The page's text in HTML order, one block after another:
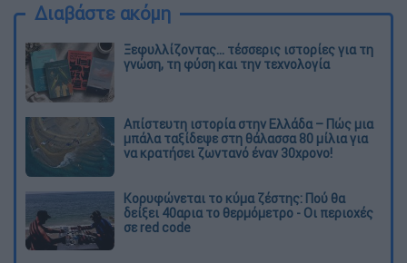
Διαβάστε ακόμη
Ξεφυλλίζοντας... τέσσερις ιστορίες για τη
γνώση, τη φύση και την τεχνολογία
Απίστευτη ιστορία στην Ελλάδα – Πώς μια
μπάλα ταξίδεψε στη θάλασσα 80 μίλια για
να κρατήσει ζωντανό έναν 30χρονο!
Κορυφώνεται το κύμα ζέστης: Πού θα
δείξει 40αρια το θερμόμετρο - Οι περιοχές
σε red code